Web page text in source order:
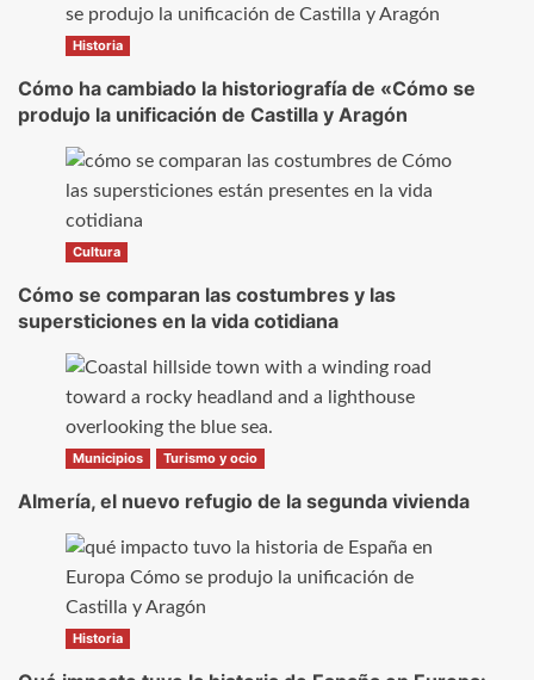
Historia
Cómo ha cambiado la historiografía de «Cómo se
produjo la unificación de Castilla y Aragón
Cultura
Cómo se comparan las costumbres y las
supersticiones en la vida cotidiana
Municipios Turismo y ocio
Almería, el nuevo refugio de la segunda vivienda
Historia